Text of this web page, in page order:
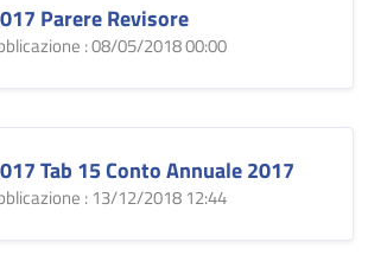
Parere Revisore
: 08/05/2018 00:00
Tab 15 Conto Annuale 2017
: 13/12/2018 12:44